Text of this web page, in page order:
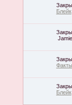
Блейк
Jamie
Факты
Блейк